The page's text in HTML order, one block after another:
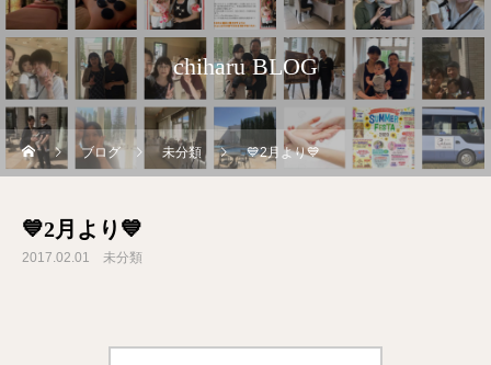
chiharu BLOG
ブログ 未分類 💙2月より💙
💙2月より💙
2017.02.01 未分類